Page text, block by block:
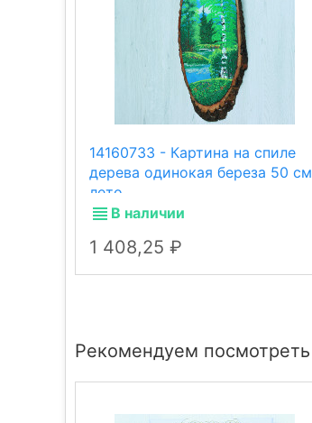
14160733 - Картина на спиле
дерева одинокая береза 50 см
лето
В наличии
1 408,25
Рекомендуем посмотреть